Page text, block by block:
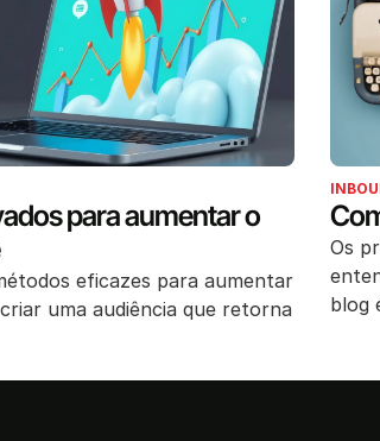
para aumentar o
eficazes para aumentar
uma audiência que retorna
Os
blog